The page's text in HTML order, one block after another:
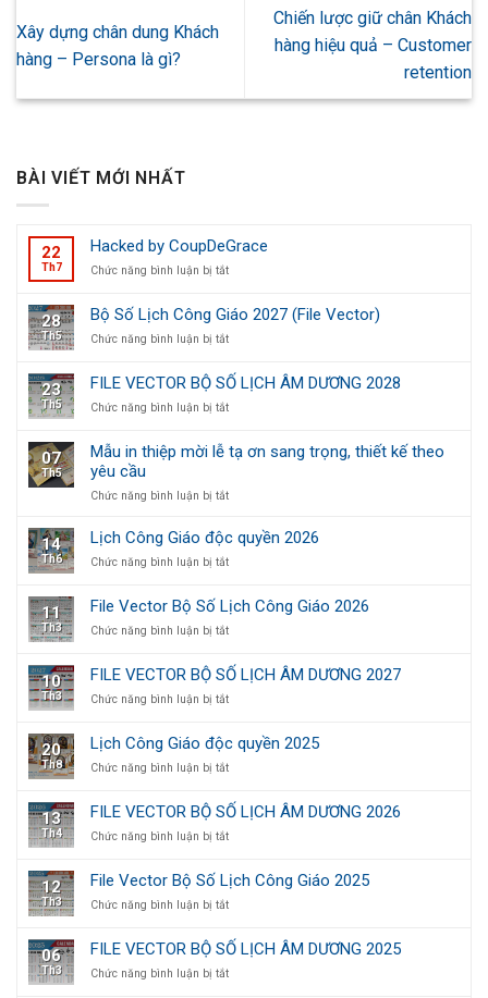
Xây dựng chân dung Khách
hàng – Persona là gì?
Chiến lược giữ chân Khách
hàng hiệu quả – Customer
retention
BÀI VIẾT MỚI NHẤT
22
Th7
Hacked by CoupDeGrace
Chức năng bình luận bị tắtở
CoupDeGrace
28
Th5
Bộ Số Lịch Công Giáo 2027 (File Vector)
Chức năng bình luận bị tắtở
Số
Lịch
Công
(File
23
Th5
FILE VECTOR BỘ SỐ LỊCH ÂM DƯƠNG 2028
Chức năng bình luận bị tắtở
BỘ
LỊCH
DƯƠNG
2028
07
Th5
Mẫu in thiệp mời lễ tạ ơn sang trọng, thiết kế theo
yêu cầu
Chức năng bình luận bị tắtở
thiệp
mời
tạ
ơn
sang
thiết
kế
theo
cầu
14
Th6
Lịch Công Giáo độc quyền 2026
Chức năng bình luận bị tắtở
Giáo
độc
2026
11
Th3
File Vector Bộ Số Lịch Công Giáo 2026
Chức năng bình luận bị tắtở
Vector
Bộ
Số
Giáo
2026
10
Th3
FILE VECTOR BỘ SỐ LỊCH ÂM DƯƠNG 2027
Chức năng bình luận bị tắtở
VECTOR
BỘ
SỐ
ÂM
DƯƠNG
2027
20
Th8
Lịch Công Giáo độc quyền 2025
Chức năng bình luận bị tắtở
Công
Giáo
độc
2025
13
Th4
FILE VECTOR BỘ SỐ LỊCH ÂM DƯƠNG 2026
Chức năng bình luận bị tắtở
BỘ
SỐ
ÂM
DƯƠNG
2026
12
Th3
File Vector Bộ Số Lịch Công Giáo 2025
Chức năng bình luận bị tắtở
Vector
Bộ
Số
06
Th3
FILE VECTOR BỘ SỐ LỊCH ÂM DƯƠNG 2025
Chức năng bình luận bị tắtở